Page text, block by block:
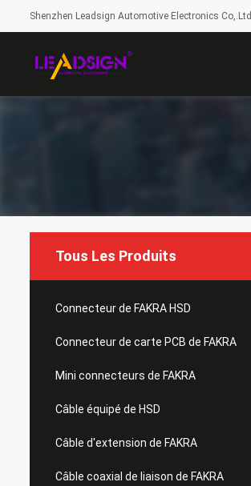
Shenzhen Leadsign Automotive Electronics Co,.Ltd
Tous Les Produits
Connecteur de FAKRA HSD
Connecteur de carte PCB de FAKRA
Mini connecteurs de FAKRA
Câble équipé de HSD
Câble d'extension de FAKRA
Câble coaxial de liaison de FAKRA